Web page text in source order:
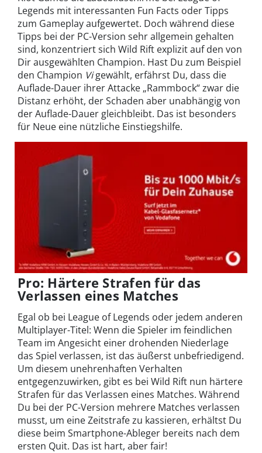
Legends mit interessanten Fun Facts oder Tipps
zum Gameplay aufgewertet. Doch während diese
Tipps bei der PC-Version sehr allgemein gehalten
sind, konzentriert sich Wild Rift explizit auf den von
Dir ausgewählten Champion. Hast Du zum Beispiel
den Champion Vigewählt, erfährst Du, dass die
Auflade-Dauer ihrer Attacke „Rammbock“ zwar die
Distanz erhöht, der Schaden aber unabhängig von
der Auflade-Dauer gleichbleibt. Das ist besonders
für Neue eine nützliche Einstiegshilfe.
Pro: Härtere Strafen für das
Verlassen eines Matches
Egal ob bei League of Legends oder jedem anderen
Multiplayer-Titel: Wenn die Spieler im feindlichen
Team im Angesicht einer drohenden Niederlage
das Spiel verlassen, ist das äußerst unbefriedigend.
Um diesem unehrenhaften Verhalten
entgegenzuwirken, gibt es bei Wild Rift nun härtere
Strafen für das Verlassen eines Matches. Während
Du bei der PC-Version mehrere Matches verlassen
musst, um eine Zeitstrafe zu kassieren, erhältst Du
diese beim Smartphone-Ableger bereits nach dem
ersten Quit. Das ist hart, aber fair!